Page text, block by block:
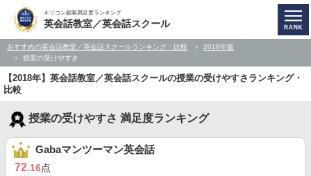
オリコン顧客満足度ランキング
英会話教室／英会話スクール
おすすめの英会話教室／英会話スクールランキング・比較
2018年版
授業の受けやすさ
【2018年】英会話教室／英会話スクールの授業の受けやすさランキング・
比較
授業の受けやすさ 満足度ランキング
Gabaマンツーマン英会話
72.16点